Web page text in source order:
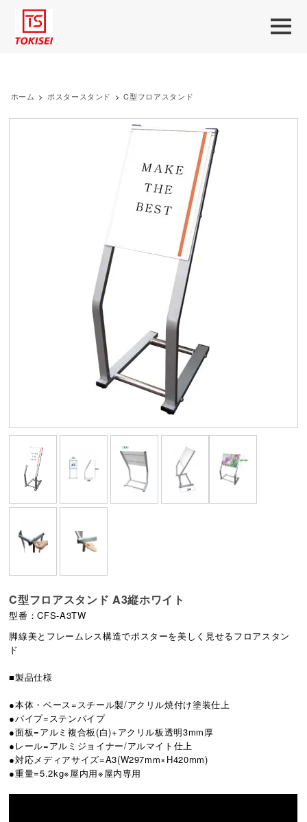
ホーム > ポスタースタンド > C型フロアスタンド
C型フロアスタンド A3縦ホワイト
型番：CFS-A3TW
脚線美とフレームレス構造でポスターを美しく見せるフロアスタン
ド
■製品仕様
●本体・ベース=スチール製/アクリル焼付け塗装仕上
●パイプ=ステンパイプ
●面板=アルミ複合板(白)+アクリル板透明3mm厚
●レール=アルミジョイナー/アルマイト仕上
●対応メディアサイズ=A3(W297mm×H420mm)
●重量=5.2kg※屋内用※屋内専用